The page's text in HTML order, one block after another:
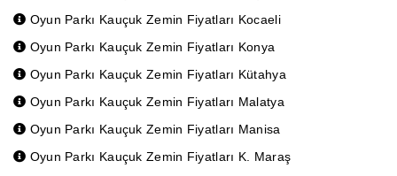
Oyun Parkı Kauçuk Zemin Fiyatları Kocaeli
Oyun Parkı Kauçuk Zemin Fiyatları Konya
Oyun Parkı Kauçuk Zemin Fiyatları Kütahya
Oyun Parkı Kauçuk Zemin Fiyatları Malatya
Oyun Parkı Kauçuk Zemin Fiyatları Manisa
Oyun Parkı Kauçuk Zemin Fiyatları K. Maraş